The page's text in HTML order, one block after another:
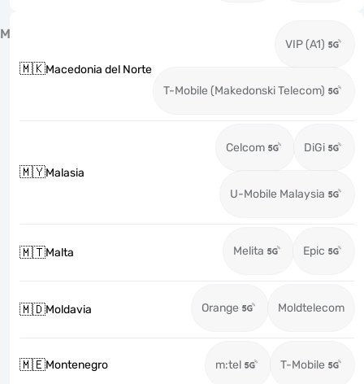
M
🇲🇰Macedonia del Norte
VIP (A1)
T-Mobile (Makedonski Telecom)
🇲🇾Malasia
Celcom DiGi
U-Mobile Malaysia
🇲🇹Malta Melita Epic
🇲🇩Moldavia Orange Moldtelecom
🇲🇪Montenegro m:tel T-Mobile